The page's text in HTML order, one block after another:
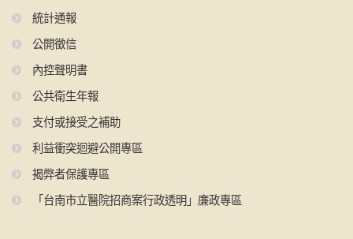
統計通報
公開徵信
內控聲明書
公共衛生年報
支付或接受之補助
利益衝突迴避公開專區
揭弊者保護專區
「台南市立醫院招商案行政透明」廉政專區